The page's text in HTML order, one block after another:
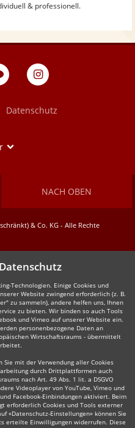
& professionell.
Blog
eventpeppers
Datenschutz
NACH OBEN
& Co. KG - Alle Rechte
Technologien. Einige Cookies und
Website zwingend erforderlich (z. B.
zu sammeln), andere helfen uns, Ihnen
zu bieten. Wir binden so auch Tools
und Vimeo auf unserer Website ein.
personenbezogene Daten an
Wirtschaftsraums - übermittelt
Sie mit der Verwendung aller Cookies
durch Drittplattformen auch
nach Art. 49 Abs. 1 lit. a DSGVO
Videoplayer von YouTube, Vimeo und
Facebook-Einbindungen aktiviert. Beim
erforderlich Cookies und Tools externer
«Datenschutz-Einstellungen» können Sie
erteilte Einwilligungen widerrufen. Diese